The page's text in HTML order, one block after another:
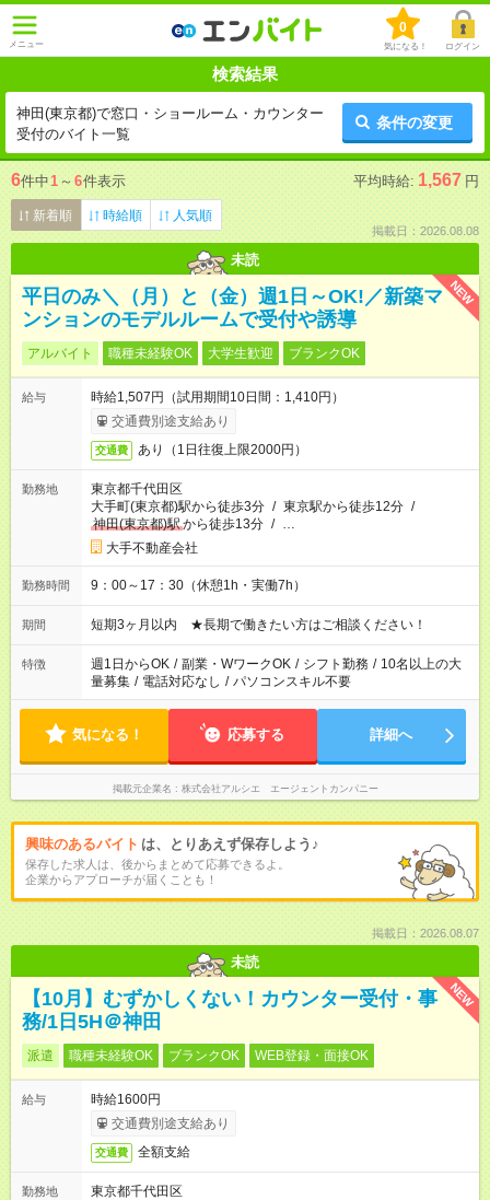
メニュー
0
気になる！ ログイン
検索結果
神田(東京都)で窓口・ショールーム・カウンター
受付のバイト一覧
条件の変更
6件中1 ～ 6件表示 平均時給: 1,567 円
新着順 時給順 人気順
掲載日：2026.08.08
未読
NEW
平日のみ＼（月）と（金）週1日～OK!／新築マ
ンションのモデルルームで受付や誘導
アルバイト 職種未経験OK 大学生歓迎 ブランクOK
給与
時給1,507円（試用期間10日間：1,410円）
交通費別途支給あり
交通費 あり（1日往復上限2000円）
勤務地
東京都千代田区
大手町(東京都)駅から徒歩3分 / 東京駅から徒歩12分 /
神田(東京都)駅から徒歩13分 / …
大手不動産会社
勤務時間 9：00～17：30（休憩1h・実働7h）
期間 短期3ヶ月以内 ★長期で働きたい方はご相談ください！
特徴 週1日からOK / 副業・WワークOK / シフト勤務 / 10名以上の大
量募集 / 電話対応なし / パソコンスキル不要
気になる！ 応募する 詳細へ
掲載元企業名 株式会社アルシエ エージェントカンパニー
興味のあるバイト は、とりあえず保存しよう♪
保存した求人は、後からまとめて応募できるよ。
企業からアプローチが届くことも！
掲載日：2026.08.07
未読
NEW
【10月】むずかしくない！カウンター受付・事
務/1日5H＠神田
派遣 職種未経験OK ブランクOK WEB登録・面接OK
給与
時給1600円
交通費別途支給あり
交通費 全額支給
勤務地
東京都千代田区